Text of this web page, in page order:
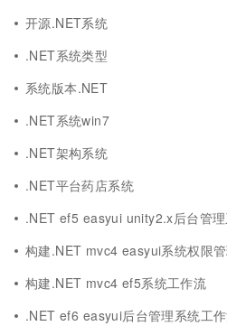
开源.NET系统
.NET系统类型
系统版本.NET
.NET系统win7
.NET架构系统
.NET平台药店系统
.NET ef5 easyui unity2.x后台管
构建.NET mvc4 easyui系统权限
构建.NET mvc4 ef5系统工作流
.NET ef6 easyui后台管理系统工